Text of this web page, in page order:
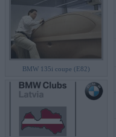
BMW 135i coupe (E82)